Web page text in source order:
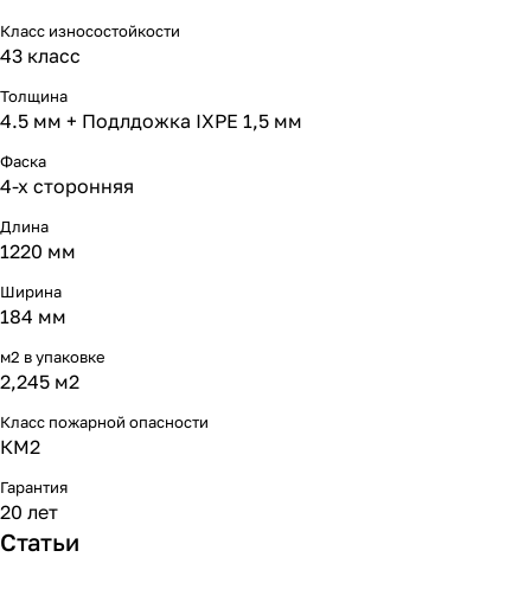
Класс износостойкости
43 класс
Толщина
4.5 мм + Подлдожка IXPE 1,5 мм
Фаска
4-х сторонняя
Длина
1220 мм
Ширина
184 мм
м2 в упаковке
2,245 м2
Класс пожарной опасности
КМ2
Гарантия
20 лет
Статьи